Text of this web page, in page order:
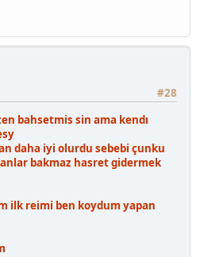
#28
bahsetmis sin ama kendı
daha iyi olurdu sebebi çunku
bakmaz hasret gidermek
ilk reimi ben koydum yapan